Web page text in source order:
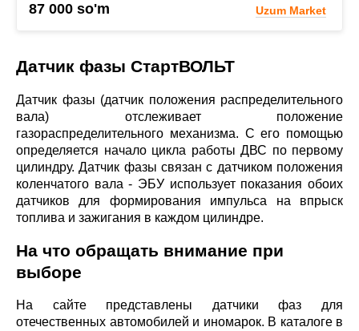
87 000 so'm Uzum Market
Датчик фазы СтартВОЛЬТ
Датчик фазы (датчик положения распределительного
вала) отслеживает положение
газораспределительного механизма. С его помощью
определяется начало цикла работы ДВС по первому
цилиндру. Датчик фазы связан с датчиком положения
коленчатого вала - ЭБУ использует показания обоих
датчиков для формирования импульса на впрыск
топлива и зажигания в каждом цилиндре.
На что обращать внимание при
выборе
На сайте представлены датчики фаз для
отечественных автомобилей и иномарок. В каталоге в